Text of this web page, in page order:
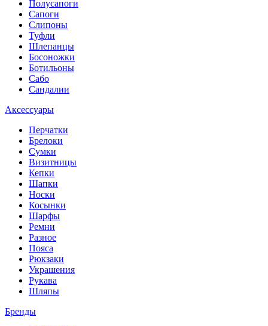
Полусапоги
Сапоги
Слипоны
Туфли
Шлепанцы
Босоножки
Ботильоны
Сабо
Сандалии
Аксессуары
Перчатки
Брелоки
Сумки
Визитницы
Кепки
Шапки
Носки
Косынки
Шарфы
Ремни
Разное
Пояса
Рюкзаки
Украшения
Рукава
Шляпы
Бренды